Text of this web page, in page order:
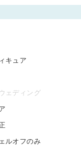
キュア
ェディング
ルオフのみ